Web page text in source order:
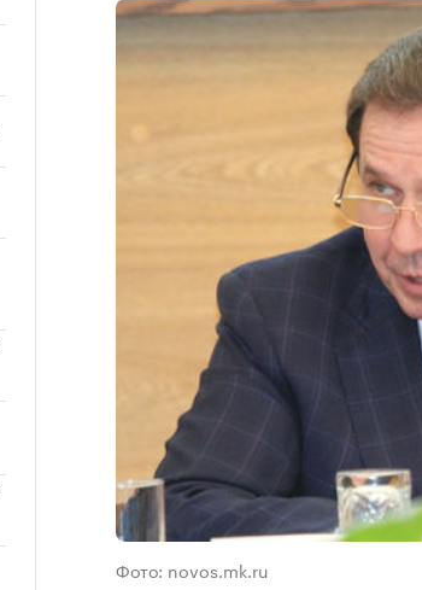
Фото: novos.mk.ru